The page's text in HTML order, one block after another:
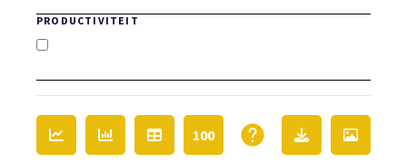
PRODUCTIVITEIT
100